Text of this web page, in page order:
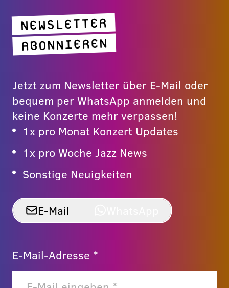
NEWSLETTER
ABONNIEREN
Jetzt zum Newsletter über E-Mail oder
bequem per WhatsApp anmelden und
keine Konzerte mehr verpassen!
1x pro Monat Konzert Updates
1x pro Woche Jazz News
Sonstige Neuigkeiten
E-Mail
E-Mail-Adresse *